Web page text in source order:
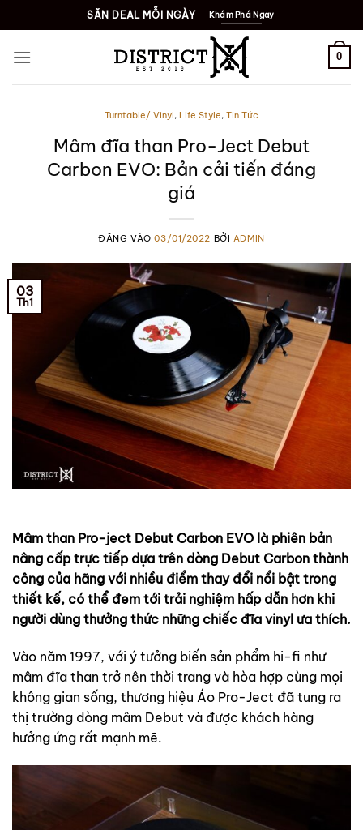
qua
nội
SĂN DEAL MỖI NGÀY Khám Phá Ngay
0
Turntable/ Vinyl, Life Style, Tin Tức
Mâm đĩa than Pro-Ject Debut
Carbon EVO: Bản cải tiến đáng
giá
ĐĂNG VÀO03/01/2022 BỞI ADMIN
03
Th1
Mâm than Pro-ject Debut Carbon EVO là phiên bản
nâng cấp trực tiếp dựa trên dòng Debut Carbon thành
công của hãng với nhiều điểm thay đổi nổi bật trong
thiết kế, có thể đem tới trải nghiệm hấp dẫn hơn khi
người dùng thưởng thức những chiếc đĩa vinyl ưa thích.
Vào năm 1997, với ý tưởng biến sản phẩm hi-fi như
mâm đĩa than trở nên thời trang và hòa hợp cùng mọi
không gian sống, thương hiệu Áo Pro-Ject đã tung ra
thị trường dòng mâm Debut và được khách hàng
hưởng ứng rất mạnh mẽ.